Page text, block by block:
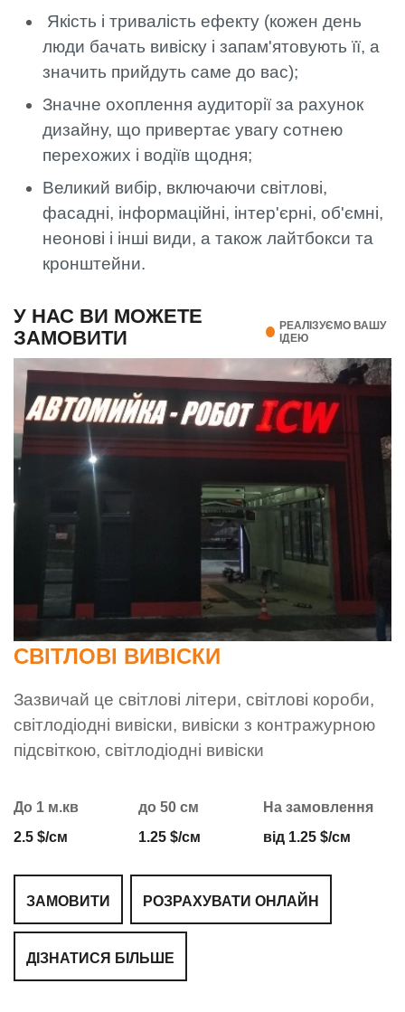
Якість і тривалість ефекту (кожен день
люди бачать вивіску і запам'ятовують її, а
значить прийдуть саме до вас);
Значне охоплення аудиторії за рахунок
дизайну, що привертає увагу сотнею
перехожих і водіїв щодня;
Великий вибір, включаючи світлові,
фасадні, інформаційні, інтер'єрні, об'ємні,
неонові і інші види, а також лайтбокси та
кронштейни.
У НАС ВИ МОЖЕТЕ
ЗАМОВИТИ
РЕАЛІЗУЄМО ВАШУ
ІДЕЮ
СВІТЛОВІ ВИВІСКИ
Зазвичай це світлові літери, світлові короби,
світлодіодні вивіски, вивіски з контражурною
підсвіткою, світлодіодні вивіски
До 1 м.кв
2.5 $/см
до 50 см
1.25 $/см
На замовлення
від 1.25 $/см
ЗАМОВИТИ РОЗРАХУВАТИ ОНЛАЙН
ДІЗНАТИСЯ БІЛЬШЕ